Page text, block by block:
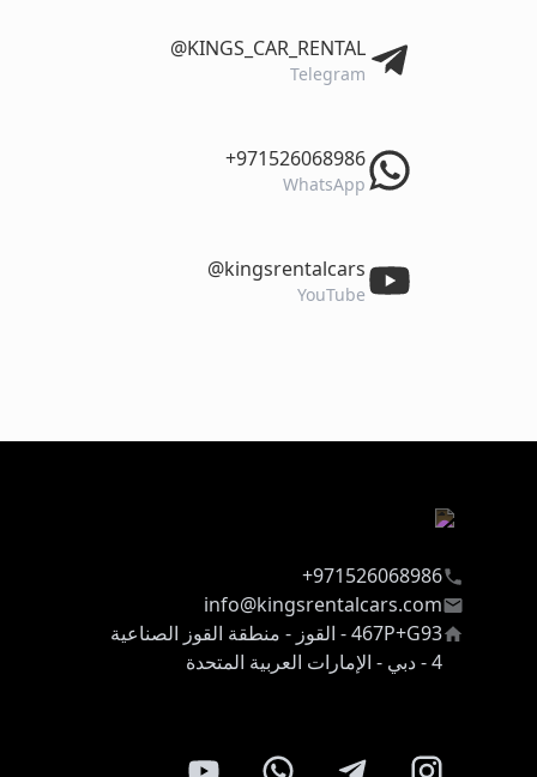
‎@KINGS_CAR_RENTAL
Telegram
‎+971526068986
WhatsApp
‎@kingsrentalcars
YouTube
971526068986+
info@kingsrentalcars.com
467P+G93 - القوز - منطقة القوز الصناعية
4 - دبي - الإمارات العربية المتحدة